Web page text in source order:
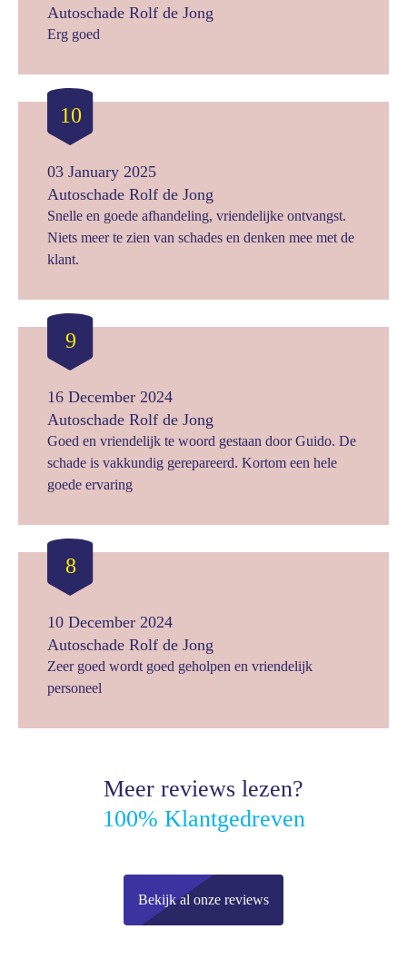
Autoschade Rolf de Jong
Erg goed
10
03 January 2025
Autoschade Rolf de Jong
Snelle en goede afhandeling, vriendelijke ontvangst.
Niets meer te zien van schades en denken mee met de
klant.
9
16 December 2024
Autoschade Rolf de Jong
Goed en vriendelijk te woord gestaan door Guido. De
schade is vakkundig gerepareerd. Kortom een hele
goede ervaring
8
10 December 2024
Autoschade Rolf de Jong
Zeer goed wordt goed geholpen en vriendelijk
personeel
Meer reviews lezen?
100% Klantgedreven
Bekijk al onze reviews